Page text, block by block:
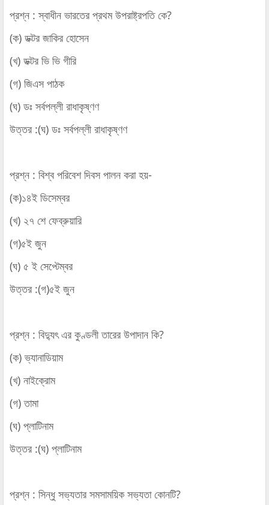
প্রশ্ন : স্বাধীন ভারতের প্রথম উপরাষ্ট্রপতি কে?
(ক) ডক্টর জাকির হোসেন
(খ) ডক্টর ভি ভি গীরি
(গ) জিএস পাঠক
(ঘ) ডঃ সর্বপল্লী রাধাকৃষ্ণণ
উত্তর :(ঘ) ডঃ সর্বপল্লী রাধাকৃষ্ণণ
প্রশ্ন : বিশ্ব পরিবেশ দিবস পালন করা হয়-
(ক)১৪ই ডিসেম্বর
(খ) ২৭ শে ফেব্রুয়ারি
(গ)৫ই জুন
(ঘ) ৫ ই সেপ্টেম্বর
উত্তর :(গ)৫ই জুন
প্রশ্ন : বিদ্যুৎ এর কুণ্ডলী তারের উপাদান কি?
(ক) ভ্যানাডিয়াম
(খ) নাইক্রোম
(গ) তামা
(ঘ) প্লাটিনাম
উত্তর :(ঘ) প্লাটিনাম
প্রশ্ন : সিন্ধু সভ্যতার সমসাময়িক সভ্যতা কোনটি?